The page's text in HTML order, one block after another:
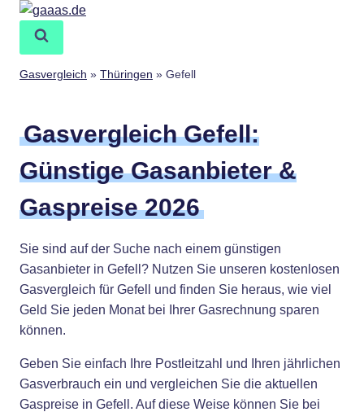
Zum
springen
Gasvergleich » Thüringen » Gefell
Gasvergleich Gefell:
Günstige Gasanbieter &
Gaspreise 2026
Sie sind auf der Suche nach einem günstigen
Gasanbieter in Gefell? Nutzen Sie unseren kostenlosen
Gasvergleich für Gefell und finden Sie heraus, wie viel
Geld Sie jeden Monat bei Ihrer Gasrechnung sparen
können.
Geben Sie einfach Ihre Postleitzahl und Ihren jährlichen
Gasverbrauch ein und vergleichen Sie die aktuellen
Gaspreise in Gefell. Auf diese Weise können Sie bei